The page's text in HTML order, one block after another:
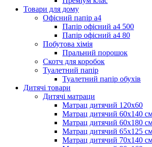
Товари для дому
Офісний папір а4
Папір офісний а4 500
Папір офісний а4 80
Побутова хімія
Пральний порошок
Скотч для коробок
Туалетний папір
Туалетний папір обухів
Дитячі товари
Дитячі матраци
Матрац дитячий 120х60
Матрац дитячий 60х140
Матрац дитячий 60х180
Матрац дитячий 65х125
Матрац дитячий 70х140